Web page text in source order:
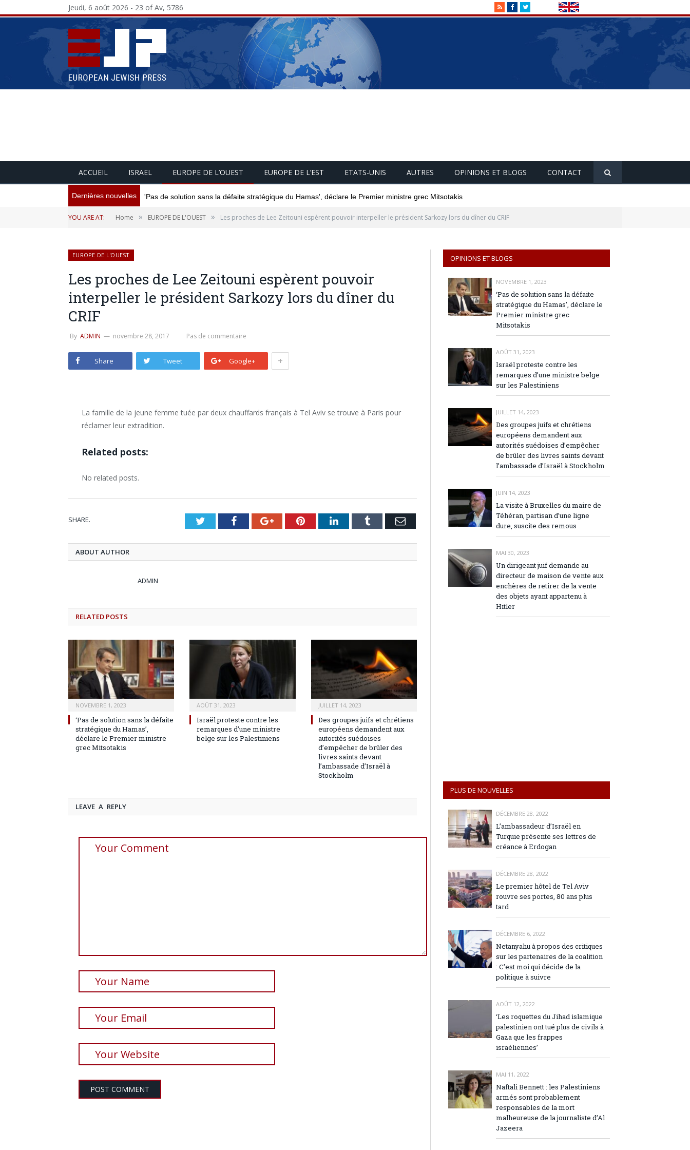
RSSFacebookTwitter
Jeudi, 6 août 2026 - 23 of Av, 5786
ACCUEIL ISRAEL EUROPE DE L’OUEST EUROPE DE L’EST ETATS-UNIS AUTRES OPINIONS ET BLOGS CONTACT
Dernières nouvelles 'Pas de solution sans la défaite stratégique du Hamas', déclare le Premier ministre grec Mitsotakis
YOU ARE AT: Home » EUROPE DE L'OUEST » Les proches de Lee Zeitouni espèrent pouvoir interpeller le président Sarkozy lors du dîner du CRIF
EUROPE DE L'OUEST
Les proches de Lee Zeitouni espèrent pouvoir
interpeller le président Sarkozy lors du dîner du
CRIF
By ADMIN novembre 28, 2017 Pas de commentaire
Share Tweet Google+ +
La famille de la jeune femme tuée par deux chauffards français à Tel Aviv se trouve à Paris pour
réclamer leur extradition.
Related posts:
No related posts.
SHARE. TwitterFacebookGoogle+PinterestLinkedInTumblr Email
ABOUT AUTHOR
ADMIN
RELATED POSTS
NOVEMBRE 1, 2023
‘Pas de solution sans la défaite
stratégique du Hamas’,
déclare le Premier ministre
grec Mitsotakis
AOÛT 31, 2023
Israël proteste contre les
remarques d’une ministre
belge sur les Palestiniens
JUILLET 14, 2023
Des groupes juifs et chrétiens
européens demandent aux
autorités suédoises
d’empêcher de brûler des
livres saints devant
l’ambassade d’Israël à
Stockholm
LEAVE A REPLY
OPINIONS ET BLOGS
NOVEMBRE 1, 2023
‘Pas de solution sans la défaite
stratégique du Hamas’, déclare le
Premier ministre grec
Mitsotakis
AOÛT 31, 2023
Israël proteste contre les
remarques d’une ministre belge
sur les Palestiniens
JUILLET 14, 2023
Des groupes juifs et chrétiens
européens demandent aux
autorités suédoises d’empêcher
de brûler des livres saints devant
l’ambassade d’Israël à Stockholm
JUIN 14, 2023
La visite à Bruxelles du maire de
Téhéran, partisan d’une ligne
dure, suscite des remous
MAI 30, 2023
Un dirigeant juif demande au
directeur de maison de vente aux
enchères de retirer de la vente
des objets ayant appartenu à
Hitler
PLUS DE NOUVELLES
DÉCEMBRE 28, 2022
L’ambassadeur d’Israël en
Turquie présente ses lettres de
créance à Erdogan
DÉCEMBRE 28, 2022
Le premier hôtel de Tel Aviv
rouvre ses portes, 80 ans plus
tard
DÉCEMBRE 6, 2022
Netanyahu à propos des critiques
sur les partenaires de la coalition
: C’est moi qui décide de la
politique à suivre
AOÛT 12, 2022
‘Les roquettes du Jihad islamique
palestinien ont tué plus de civils à
Gaza que les frappes
israéliennes’
MAI 11, 2022
Naftali Bennett : les Palestiniens
armés sont probablement
responsables de la mort
malheureuse de la journaliste d’Al
Jazeera